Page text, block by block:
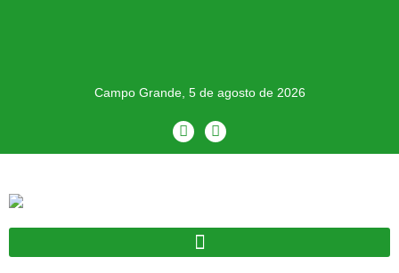
Campo Grande, 5 de agosto de 2026